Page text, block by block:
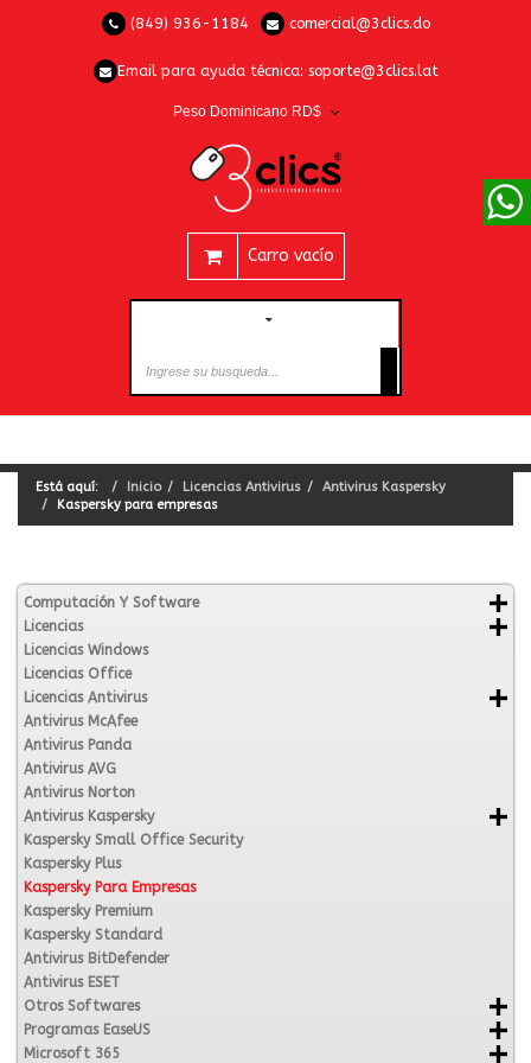
(849) 936-1184 comercial@3clics.do
Email para ayuda técnica: soporte@3clics.lat
Peso Dominicano RD$
Carro vacío
CATEGORÍAS
Está aquí: Inicio Licencias Antivirus
Antivirus Kaspersky
Kaspersky para empresas
Computación Y Software
Licencias
Licencias Windows
Licencias Office
Licencias Antivirus
Antivirus McAfee
Antivirus Panda
Antivirus AVG
Antivirus Norton
Antivirus Kaspersky
Kaspersky Small Office Security
Kaspersky Plus
Kaspersky Para Empresas
Kaspersky Premium
Kaspersky Standard
Antivirus BitDefender
Antivirus ESET
Otros Softwares
Programas EaseUS
Microsoft 365